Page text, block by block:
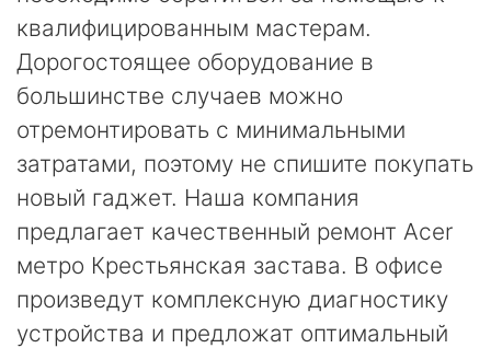
квалифицированным мастерам.
Дорогостоящее оборудование в
большинстве случаев можно
отремонтировать с минимальными
затратами, поэтому не спишите покупать
новый гаджет. Наша компания
предлагает качественный ремонт Acer
метро Крестьянская застава. В офисе
произведут комплексную диагностику
устройства и предложат оптимальный